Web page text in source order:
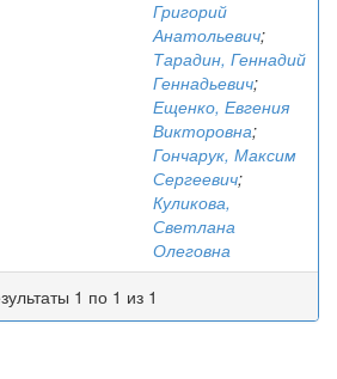
Григорий
Анатольевич;
Тарадин, Геннадий
Геннадьевич;
Ещенко, Евгения
Викторовна;
Гончарук, Максим
Сергеевич;
Куликова,
Светлана
Олеговна
1 по 1 из 1